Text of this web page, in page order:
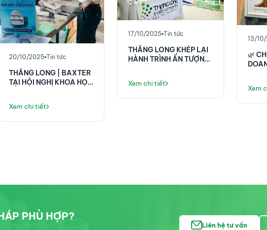
20/10/2025 Tin tức
THĂNG LONG | BAXTER
TẠI HỘI NGHỊ KHOA HỌC
Xem chi tiết
17/10/2025 Tin tức
THĂNG LONG KHÉP LẠI
HÀNH TRÌNH ẤN TƯỢNG
Xem chi tiết
13/
🌿
Xem
PHÙ HỢP?
Liên hệ tư vấn